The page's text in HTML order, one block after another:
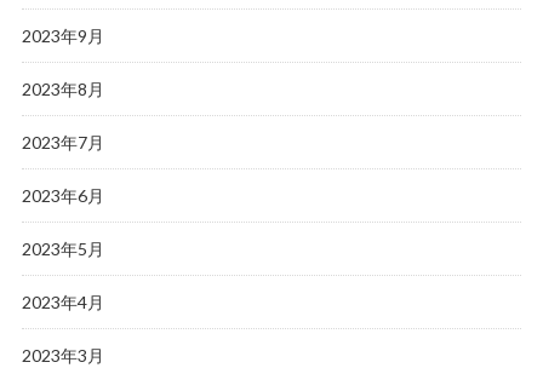
2023年9月
2023年8月
2023年7月
2023年6月
2023年5月
2023年4月
2023年3月